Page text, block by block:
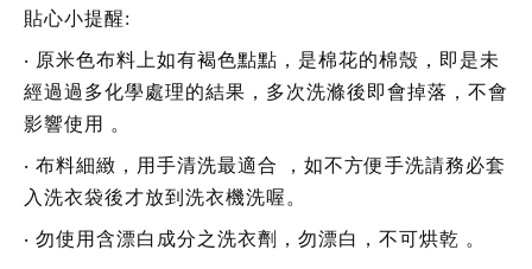
貼心小提醒:
‧ 原米色布料上如有褐色點點，是棉花的棉殼，即是未
經過過多化學處理的結果，多次洗滌後即會掉落，不會
影響使用 。
‧ 布料細緻，用手清洗最適合 ，如不方便手洗請務必套
入洗衣袋後才放到洗衣機洗喔。
‧ 勿使用含漂白成分之洗衣劑，勿漂白，不可烘乾 。